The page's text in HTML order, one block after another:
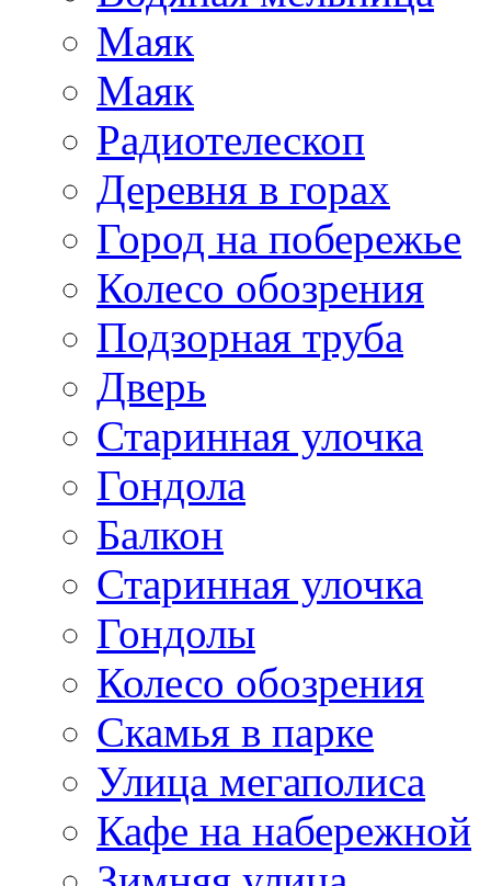
Маяк
Маяк
Радиотелескоп
Деревня в горах
Город на побережье
Колесо обозрения
Подзорная труба
Дверь
Старинная улочка
Гондола
Балкон
Старинная улочка
Гондолы
Колесо обозрения
Скамья в парке
Улица мегаполиса
Кафе на набережной